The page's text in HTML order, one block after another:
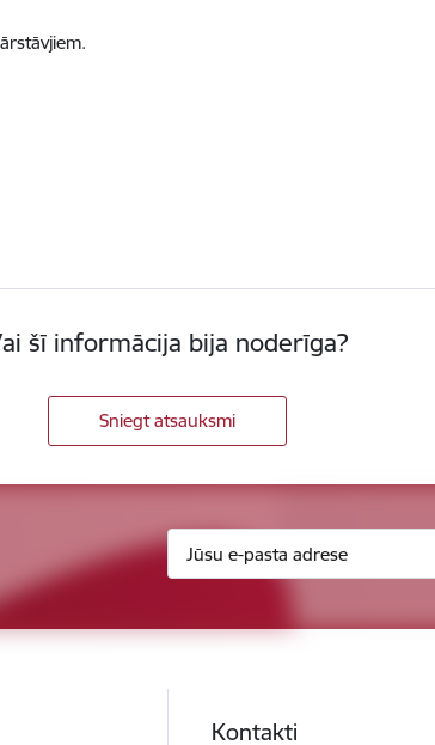
šī informācija bija noderīga?
Sniegt atsauksmi
Kontakti